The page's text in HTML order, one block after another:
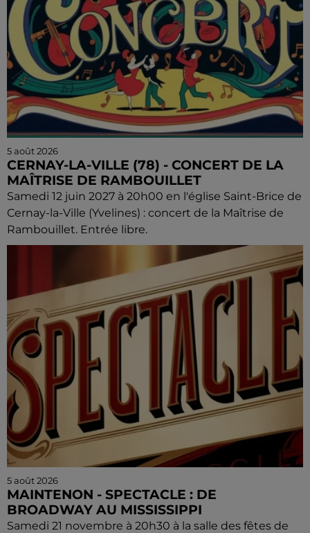
5 août 2026
CERNAY-LA-VILLE (78) - CONCERT DE LA
MAÎTRISE DE RAMBOUILLET
Samedi 12 juin 2027 à 20h00 en l'église Saint-Brice de
Cernay-la-Ville (Yvelines) : concert de la Maîtrise de
Rambouillet. Entrée libre.
5 août 2026
MAINTENON - SPECTACLE : DE
BROADWAY AU MISSISSIPPI
Samedi 21 novembre à 20h30 à la salle des fêtes de